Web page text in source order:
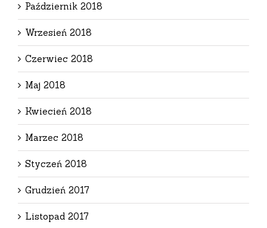
Październik 2018
Wrzesień 2018
Czerwiec 2018
Maj 2018
Kwiecień 2018
Marzec 2018
Styczeń 2018
Grudzień 2017
Listopad 2017